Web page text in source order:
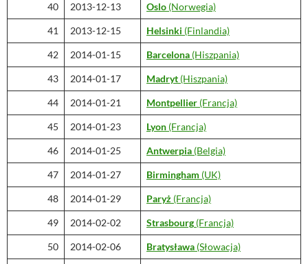
40 2013-12-13 Oslo (Norwegia)
41 2013-12-15 Helsinki (Finlandia)
42 2014-01-15 Barcelona (Hiszpania)
43 2014-01-17 Madryt (Hiszpania)
44 2014-01-21 Montpellier (Francja)
45 2014-01-23 Lyon (Francja)
46 2014-01-25 Antwerpia (Belgia)
47 2014-01-27 Birmingham (UK)
48 2014-01-29 Paryż (Francja)
49 2014-02-02 Strasbourg (Francja)
50 2014-02-06 Bratysława (Słowacja)